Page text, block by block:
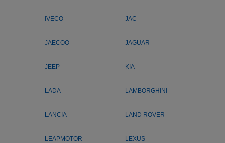
IVECO JAC
JAECOO JAGUAR
JEEP KIA
LADA LAMBORGHINI
LANCIA LAND ROVER
LEAPMOTOR LEXUS